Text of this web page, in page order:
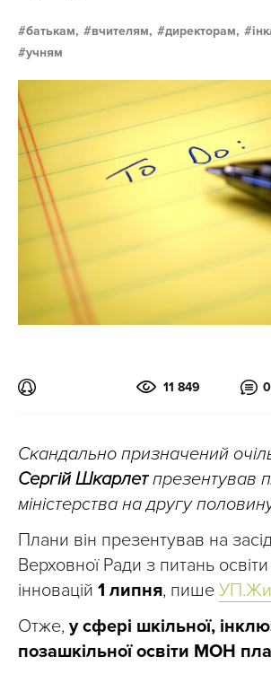
батькам, вчителям, директорам,
учням
11 849 0
Скандально призначений
Сергій Шкарлетпрезентував
міністерства на другу
Плани він презентував на
Верховної Ради з питань
інновацій 1 липня, пише
Отже, у сфері шкільної,
позашкільної освіти МОН